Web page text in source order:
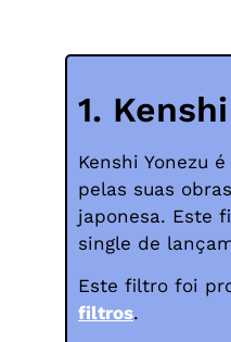
1.
Kenshi Yonezu
pelas suas
japonesa. Este
single de
Este filtro foi
filtros.